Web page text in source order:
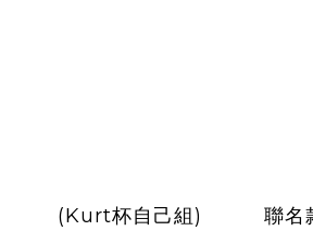
(Kurt杯自己組)
聯名